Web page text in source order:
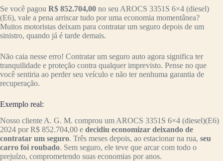
Se você pagou R$ 852.704,00 no seu AROCS 3351S 6×4 (diesel)
(E6), vale a pena arriscar tudo por uma economia momentânea?
Muitos motoristas deixam para contratar um seguro depois de um
sinistro, quando já é tarde demais.
Não caia nesse erro! Contratar um seguro auto agora significa ter
tranquilidade e proteção contra qualquer imprevisto. Pense no que
você sentiria ao perder seu veículo e não ter nenhuma garantia de
recuperação.
Exemplo real:
Nosso cliente A. G. M. comprou um AROCS 3351S 6×4 (diesel)(E6)
2024 por R$ 852.704,00 e decidiu economizar deixando de
contratar um seguro. Três meses depois, ao estacionar na rua, seu
carro foi roubado. Sem seguro, ele teve que arcar com todo o
prejuízo, comprometendo suas economias por anos.